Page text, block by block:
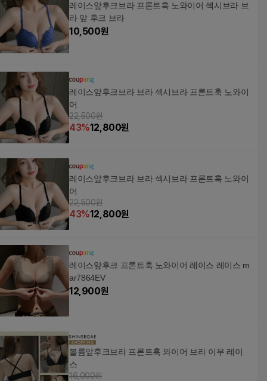
레이스앞후크브라 프론트훅 노와이어 섹시브라 브
라 앞 후크 브라
10,500원
레이스앞후크브라 브라 섹시브라 프론트훅 노와이
어
22,500원
43%12,800원
레이스앞후크브라 브라 섹시브라 프론트훅 노와이
어
22,500원
43%12,800원
레이스앞후크 프론트훅 노와이어 레이스 레이스 m
ar7864EV
12,900원
볼륨앞후크브라 프론트훅 와이어 브라 이무 레이
스
16,000원